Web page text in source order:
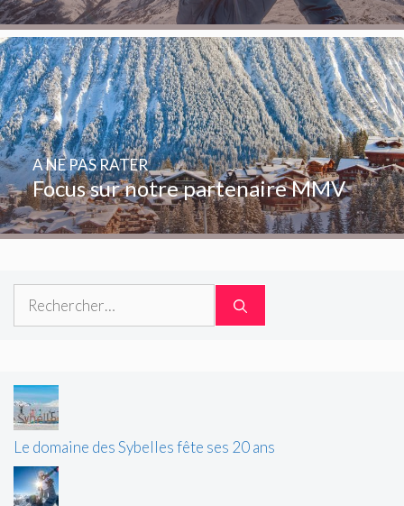
Focus sur notre partenaire MMV
A NE PAS RATER
Rechercher :
Le domaine des Sybelles fête ses 20 ans